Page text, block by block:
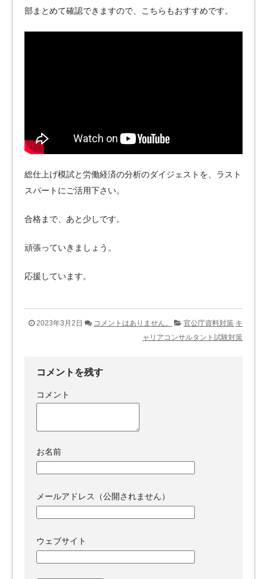
部まとめて確認できますので、こちらもおすすめです。
総仕上げ模試と労働経済の分析のダイジェストを、ラスト
スパートにご活用下さい。
合格まで、あと少しです。
頑張っていきましょう。
応援しています。
2023年3月2日 コメントはありません。 官公庁資料対策 キ
ャリアコンサルタント試験対策
コメントを残す
コメント
お名前
メールアドレス（公開されません）
ウェブサイト